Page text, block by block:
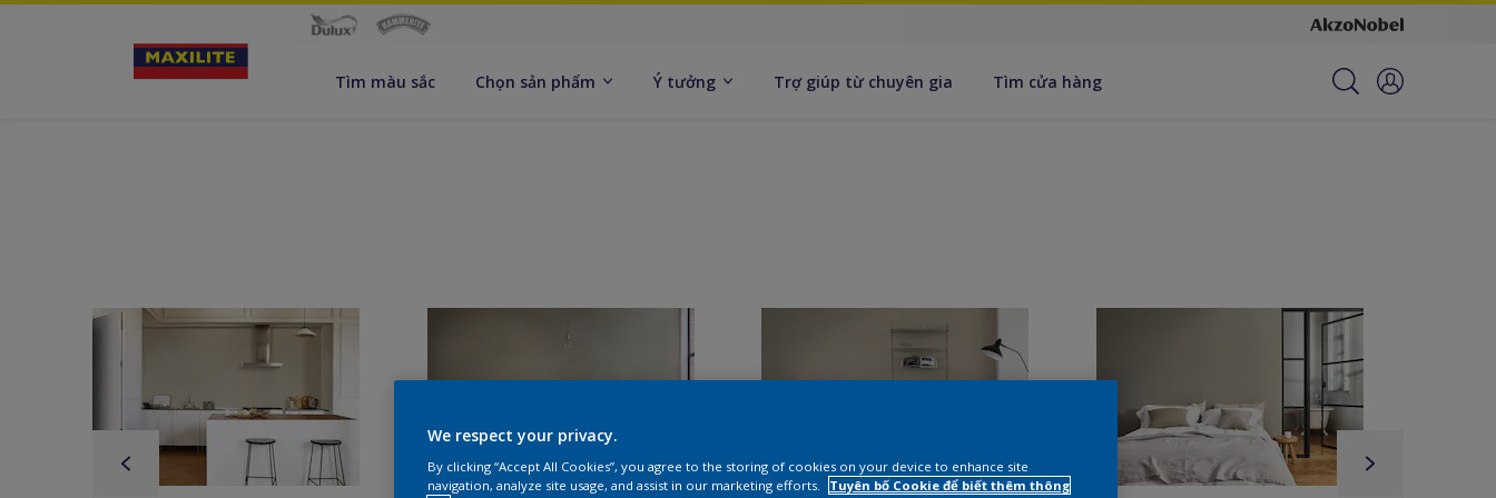
Tìm màu sắc Chọn sản phẩm Ý tưởng Trợ giúp từ chuyên gia Tìm cửa hàng
We respect your privacy.
By clicking “Accept All Cookies”, you agree to the storing of cookies on your device to enhance site
navigation, analyze site usage, and assist in our marketing efforts.
Tuyên bố Cookie để biết thêm thông